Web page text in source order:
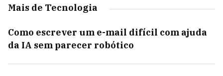
Mais de Tecnologia
Como escrever um e-mail difícil com ajuda
da IA sem parecer robótico